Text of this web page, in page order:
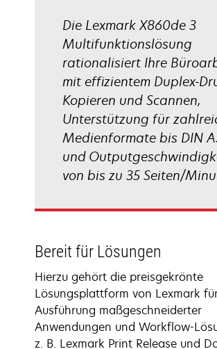
Die Lexmark X860de 3
Multifunktionslösung
rationalisiert Ihre
mit effizientem Duplex-
Kopieren und Scannen,
Unterstützung für
Medienformate bis DIN
und
von bis zu 35 Seiten/
Bereit für Lösungen
Hierzu gehört die preisgekrönte
Lösungsplattform von Lexmark
Ausführung maßgeschneiderter
Anwendungen und Workflow-
z. B. Lexmark Print Release und